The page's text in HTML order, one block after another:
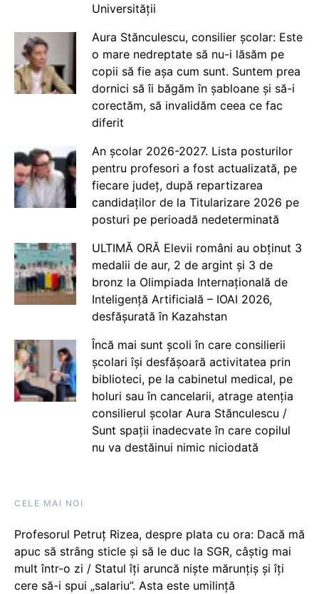
Universității
Aura Stănculescu, consilier școlar: Este
o mare nedreptate să nu-i lăsăm pe
copii să fie așa cum sunt. Suntem prea
dornici să îi băgăm în șabloane și să-i
corectăm, să invalidăm ceea ce fac
diferit
An școlar 2026-2027. Lista posturilor
pentru profesori a fost actualizată, pe
fiecare județ, după repartizarea
candidaților de la Titularizare 2026 pe
posturi pe perioadă nedeterminată
ULTIMĂ ORĂ Elevii români au obținut 3
medalii de aur, 2 de argint și 3 de
bronz la Olimpiada Internațională de
Inteligență Artificială – IOAI 2026,
desfășurată în Kazahstan
Încă mai sunt școli în care consilierii
școlari își desfășoară activitatea prin
biblioteci, pe la cabinetul medical, pe
holuri sau în cancelarii, atrage atenția
consilierul școlar Aura Stănculescu /
Sunt spații inadecvate în care copilul
nu va destăinui nimic niciodată
CELE MAI NOI
Profesorul Petruț Rizea, despre plata cu ora: Dacă mă
apuc să strâng sticle și să le duc la SGR, câștig mai
mult într-o zi / Statul îți aruncă niște mărunțiș și îți
cere să-i spui „salariu”. Asta este umilință